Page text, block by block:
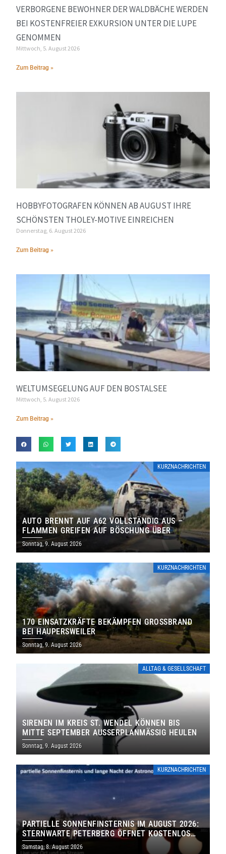
VERBORGENE BEWOHNER DER WALDBÄCHE WERDEN
BEI KOSTENFREIER EXKURSION UNTER DIE LUPE
GENOMMEN
Mittwoch, 5. August 2026
Zum Beitrag »
HOBBYFOTOGRAFEN KÖNNEN AB AUGUST IHRE
SCHÖNSTEN THOLEY-MOTIVE EINREICHEN
Donnerstag, 6. August 2026
Zum Beitrag »
WELTUMSEGELUNG AUF DEN BOSTALSEE
Mittwoch, 5. August 2026
Zum Beitrag »
KURZNACHRICHTEN
AUTO BRENNT AUF A62 VOLLSTÄNDIG AUS –
FLAMMEN GREIFEN AUF BÖSCHUNG ÜBER
Sonntag, 9. August 2026
KURZNACHRICHTEN
170 EINSATZKRÄFTE BEKÄMPFEN GROSSBRAND B
EI HAUPERSWEILER
Sonntag, 9. August 2026
ALLTAG & GESELLSCHAFT
SIRENEN IM KREIS ST. WENDEL KÖNNEN BIS
MITTE SEPTEMBER AUSSERPLANMÄSSIG HEULEN
Sonntag, 9. August 2026
KURZNACHRICHTEN
PARTIELLE SONNENFINSTERNIS IM AUGUST 2026:
STERNWARTE PETERBERG ÖFFNET KOSTENLOS
IHRE TORE
Samstag, 8. August 2026